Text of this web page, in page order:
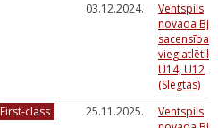
03.12.2024.
Ventspils
novada
sacensības
vieglatlētikā
U14, U12
(Slēgtās)
First-class 25.11.2025.
Ventspils